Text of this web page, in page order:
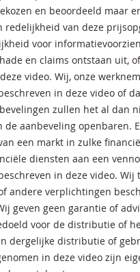
en beoordeeld maar
redelijkheid van deze
voor
en claims ontstaan uit,
video. Wij, onze
in deze video of
zullen het al dan
de aanbeveling openbaren.
een markt in zulke
diensten aan een
in deze video.
andere verplichtingen
geven geen garantie of
voor de distributie of
dergelijke distributie of
in deze video zijn